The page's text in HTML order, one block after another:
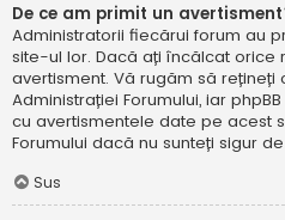
De ce am primit un
Administratorii fiecărui forum au
site-ul lor. Dacă ați încălcat orice
avertisment. Vă rugăm să
Administrației Forumului, iar
cu avertismentele date pe acest
Forumului dacă nu sunteți sigur
Sus